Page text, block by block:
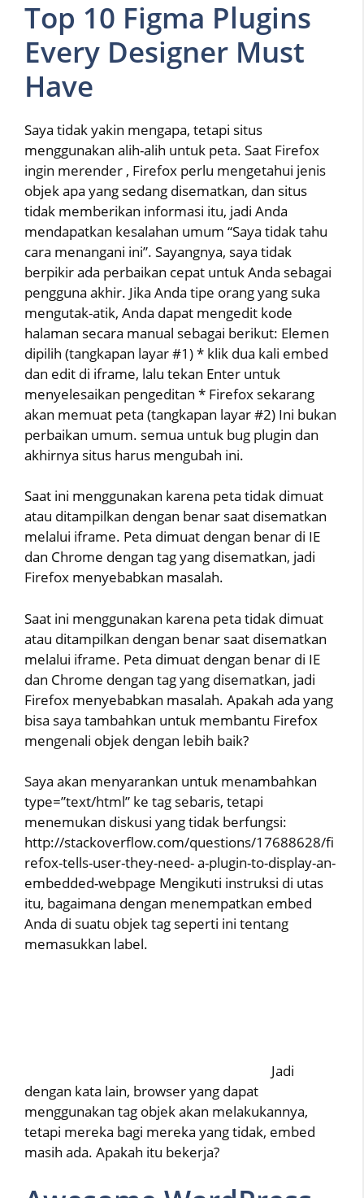
Top 10 Figma Plugins
Every Designer Must
Have
Saya tidak yakin mengapa, tetapi situs
menggunakan alih-alih untuk peta. Saat Firefox
ingin merender , Firefox perlu mengetahui jenis
objek apa yang sedang disematkan, dan situs
tidak memberikan informasi itu, jadi Anda
mendapatkan kesalahan umum “Saya tidak tahu
cara menangani ini”. Sayangnya, saya tidak
berpikir ada perbaikan cepat untuk Anda sebagai
pengguna akhir. Jika Anda tipe orang yang suka
mengutak-atik, Anda dapat mengedit kode
halaman secara manual sebagai berikut: Elemen
dipilih (tangkapan layar #1) * klik dua kali embed
dan edit di iframe, lalu tekan Enter untuk
menyelesaikan pengeditan * Firefox sekarang
akan memuat peta (tangkapan layar #2) Ini bukan
perbaikan umum. semua untuk bug plugin dan
akhirnya situs harus mengubah ini.
Saat ini menggunakan karena peta tidak dimuat
atau ditampilkan dengan benar saat disematkan
melalui iframe. Peta dimuat dengan benar di IE
dan Chrome dengan tag yang disematkan, jadi
Firefox menyebabkan masalah.
Saat ini menggunakan karena peta tidak dimuat
atau ditampilkan dengan benar saat disematkan
melalui iframe. Peta dimuat dengan benar di IE
dan Chrome dengan tag yang disematkan, jadi
Firefox menyebabkan masalah. Apakah ada yang
bisa saya tambahkan untuk membantu Firefox
mengenali objek dengan lebih baik?
Saya akan menyarankan untuk menambahkan
type=”text/html” ke tag sebaris, tetapi
menemukan diskusi yang tidak berfungsi:
http://stackoverflow.com/questions/17688628/fi
refox-tells-user-they-need- a-plugin-to-display-an-
embedded-webpage Mengikuti instruksi di utas
itu, bagaimana dengan menempatkan embed
Anda di suatu objek tag seperti ini tentang
memasukkan label.
Jadi
dengan kata lain, browser yang dapat
menggunakan tag objek akan melakukannya,
tetapi mereka bagi mereka yang tidak, embed
masih ada. Apakah itu bekerja?